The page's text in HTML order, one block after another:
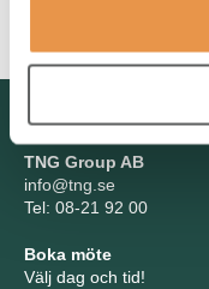
bygga team och vill
Kontakta oss
TNG Group AB
info@tng.se
Tel: 08-21 92 00
Boka möte
Välj dag och tid!